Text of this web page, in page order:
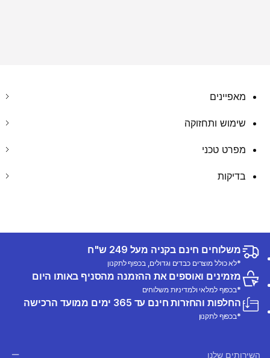
מאפיינים
שימוש ותחזוקה
מפרט טכני
בדיקות
משלוחים חינם בקניה מעל 249 ש"ח
*לא כולל מוצרים כבדים וגדולים, בכפוף לתקנון
מזמינים ואוספים את ההזמנה מהסניף באותו היום
*בכפוף למלאי ולמדיניות משלוחים
החלפות והחזרות חינם עד 365 ימים ממועד הרכישה
*בכפוף לתקנון
השירותים שלנו